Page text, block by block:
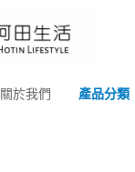
關於我們 產品分類